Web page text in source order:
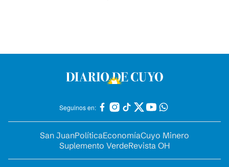
Seguinos en:
San JuanPolíticaEconomíaCuyo Minero
Suplemento VerdeRevista OH